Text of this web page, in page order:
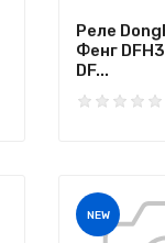
Реле
Фенг
DF...
NEW